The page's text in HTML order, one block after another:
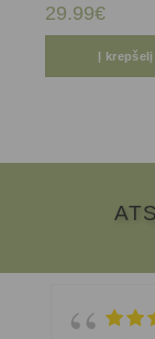
29.99€
Į krepšelį